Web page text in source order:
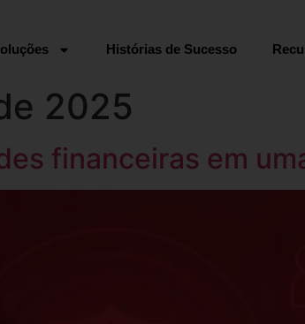
Histórias de Sucesso
2025
financeiras em